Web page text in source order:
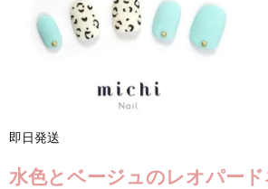
即日発送
水色とベージュのレオパー